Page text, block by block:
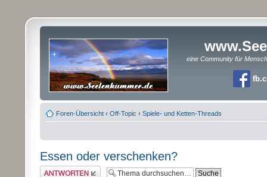
eine Community für
Foren-Übersicht ‹ Off-Topic ‹ Spiele- und Ketten-Threads
Essen oder verschenken?
Antwort erstellen